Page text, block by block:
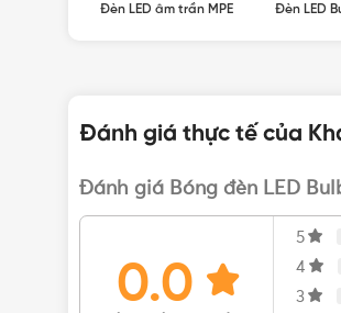
Đèn LED âm trần MPE Đèn LED
Đánh giá thực tế của
Đánh giá Bóng đèn LED
0.0
5
4
3